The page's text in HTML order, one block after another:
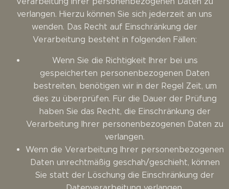
verlangen. Hierzu können Sie sich jederzeit an uns
wenden. Das Recht auf Einschränkung der
Verarbeitung besteht in folgenden Fällen:
Wenn Sie die Richtigkeit Ihrer bei uns
gespeicherten personenbezogenen Daten
bestreiten, benötigen wir in der Regel Zeit, um
dies zu überprüfen. Für die Dauer der Prüfung
haben Sie das Recht, die Einschränkung der
Verarbeitung Ihrer personenbezogenen Daten zu
verlangen.
Wenn die Verarbeitung Ihrer personenbezogenen
Daten unrechtmäßig geschah/geschieht, können
Sie statt der Löschung die Einschränkung der